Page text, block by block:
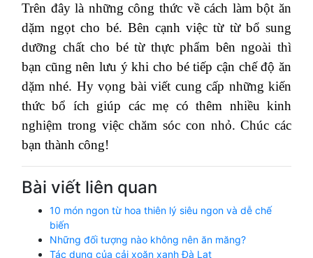
Trên đây là những công thức về cách làm bột ăn
dặm ngọt cho bé. Bên cạnh việc từ từ bổ sung
dưỡng chất cho bé từ thực phẩm bên ngoài thì
bạn cũng nên lưu ý khi cho bé tiếp cận chế độ ăn
dặm nhé. Hy vọng bài viết cung cấp những kiến
thức bổ ích giúp các mẹ có thêm nhiều kinh
nghiệm trong việc chăm sóc con nhỏ. Chúc các
bạn thành công!
Bài viết liên quan
10 món ngon từ hoa thiên lý siêu ngon và dễ chế
biến
Những đối tượng nào không nên ăn măng?
Tác dụng của cải xoăn xanh Đà Lạt